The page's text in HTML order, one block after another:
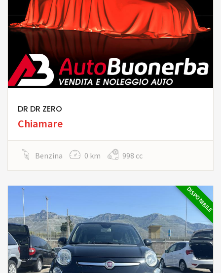
DR DR ZERO
Chiamare
Benzina 0 km 998 cc
DISPONIBILE